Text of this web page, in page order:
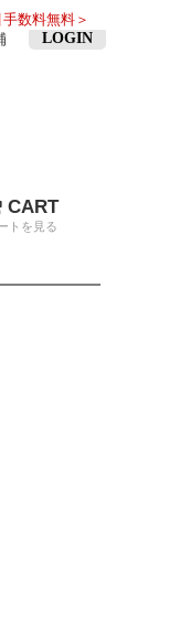
数料無料＞
LOGIN
CART
トを見る